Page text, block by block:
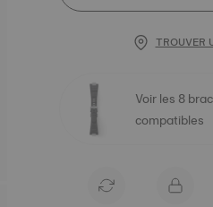
TROUVER
Voir les 8
compatibles